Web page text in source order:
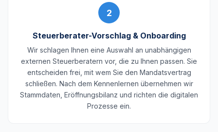
2
Steuerberater-Vorschlag & Onboarding
Wir schlagen Ihnen eine Auswahl an unabhängigen
externen Steuerberatern vor, die zu Ihnen passen. Sie
entscheiden frei, mit wem Sie den Mandatsvertrag
schließen. Nach dem Kennenlernen übernehmen wir
Stammdaten, Eröffnungsbilanz und richten die digitalen
Prozesse ein.